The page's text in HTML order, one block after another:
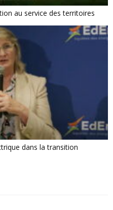
au service des territoires
dans la transition